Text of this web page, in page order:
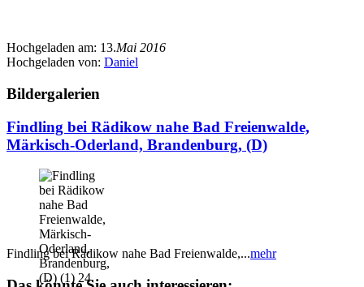
Hochgeladen am: 13.Mai 2016
Hochgeladen von: Daniel
Bildergalerien
Findling bei Rädikow nahe Bad Freienwalde,
Märkisch-Oderland, Brandenburg, (D)
Findling bei Rädikow nahe Bad Freienwalde,...mehr